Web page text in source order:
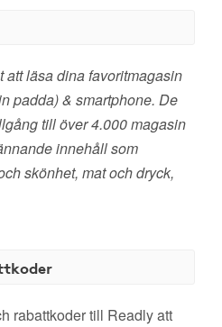
att läsa dina favoritmagasin
padda) & smartphone. De
till över 4.000 magasin
innehåll som
skönhet, mat och dryck,
rabattkoder till Readly att